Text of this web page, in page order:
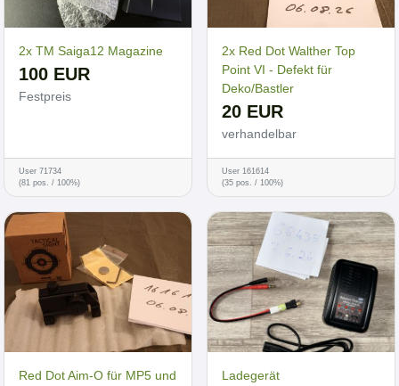
2x TM Saiga12 Magazine
100 EUR
Festpreis
User 71734
(81 pos. / 100%)
2x Red Dot Walther Top
Point VI - Defekt für
Deko/Bastler
20 EUR
verhandelbar
User 161614
(35 pos. / 100%)
Red Dot Aim-O für MP5 und
Ladegerät